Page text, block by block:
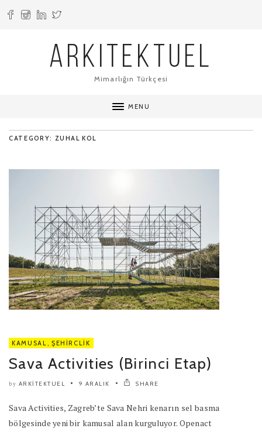
ARKITEKTUEL
Mimarlığın Türkçesi
MENU
CATEGORY: ZUHAL KOL
KAMUSAL , ŞEHIRCLIK
Sava Activities (Birinci Etap)
by ARKITEKTUEL 9 ARALIK SHARE
Sava Activities, Zagreb’te Sava Nehri kenarın sel basma
bölgesinde yeni bir kamusal alan kurguluyor. Openact